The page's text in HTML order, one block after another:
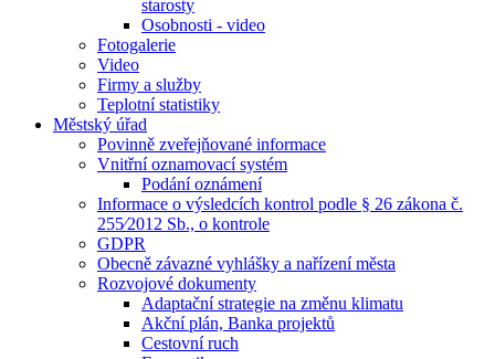
starosty
Osobnosti - video
Fotogalerie
Video
Firmy a služby
Teplotní statistiky
Městský úřad
Povinně zveřejňované informace
Vnitřní oznamovací systém
Podání oznámení
Informace o výsledcích kontrol podle § 26 zákona č.
255⁄2012 Sb., o kontrole
GDPR
Obecně závazné vyhlášky a nařízení města
Rozvojové dokumenty
Adaptační strategie na změnu klimatu
Akční plán, Banka projektů
Cestovní ruch